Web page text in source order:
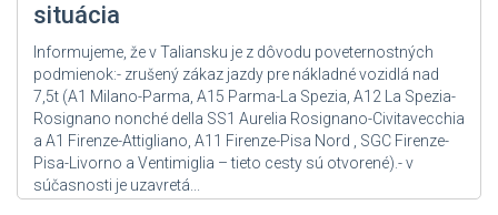
situácia
Informujeme, že v Taliansku je z dôvodu poveternostných
podmienok:- zrušený zákaz jazdy pre nákladné vozidlá nad
7,5t (A1 Milano-Parma, A15 Parma-La Spezia, A12 La Spezia-
Rosignano nonché della SS1 Aurelia Rosignano-Civitavecchia
a A1 Firenze-Attigliano, A11 Firenze-Pisa Nord , SGC Firenze-
Pisa-Livorno a Ventimiglia – tieto cesty sú otvorené).- v
súčasnosti je uzavretá...